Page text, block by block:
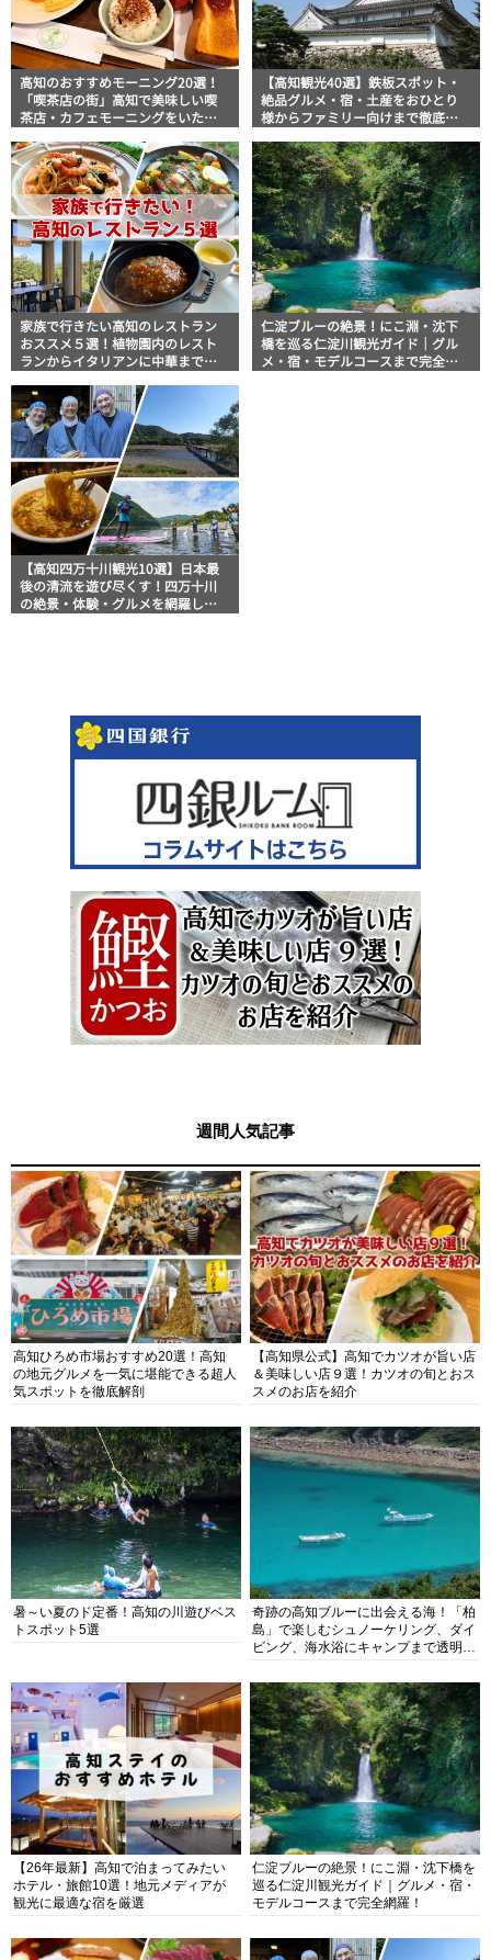
高知のおすすめモーニング20選！
「喫茶店の街」高知で美味しい喫
茶店・カフェモーニングをいただ
【高知観光40選】鉄板スポット・
絶品グルメ・宿・土産をおひとり
様からファミリー向けまで徹底解
家族で行きたい高知のレストラン
おススメ５選！植物園内のレスト
ランからイタリアンに中華まで楽
仁淀ブルーの絶景！にこ淵・沈下
橋を巡る仁淀川観光ガイド｜グル
メ・宿・モデルコースまで完全網
【高知四万十川観光10選】日本最
後の清流を遊び尽くす！四万十川
の絶景・体験・グルメを網羅した
週間人気記事
高知ひろめ市場おすすめ20選！高知
の地元グルメを一気に堪能できる超人
気スポットを徹底解剖
【高知県公式】高知でカツオが旨い店
＆美味しい店９選！カツオの旬とおス
スメのお店を紹介
暑～い夏のド定番！高知の川遊びベス
トスポット5選
奇跡の高知ブルーに出会える海！「柏
島」で楽しむシュノーケリング、ダイ
ビング、海水浴にキャンプまで透明度
【26年最新】高知で泊まってみたい
ホテル・旅館10選！地元メディアが
観光に最適な宿を厳選
仁淀ブルーの絶景！にこ淵・沈下橋を
巡る仁淀川観光ガイド｜グルメ・宿・
モデルコースまで完全網羅！